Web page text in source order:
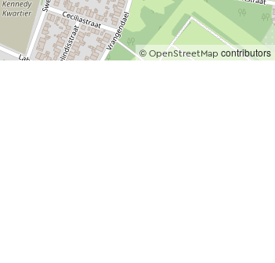
© OpenStreetMap contributors